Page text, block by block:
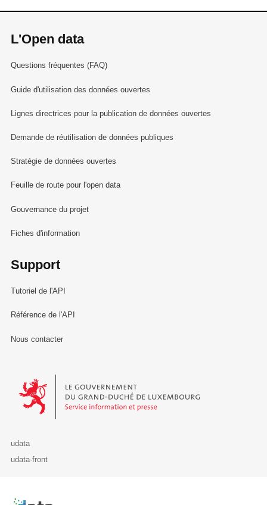
L'Open data
Questions fréquentes (FAQ)
Guide d'utilisation des données ouvertes
Lignes directrices pour la publication de données ouvertes
Demande de réutilisation de données publiques
Stratégie de données ouvertes
Feuille de route pour l'open data
Gouvernance du projet
Fiches d'information
Support
Tutoriel de l'API
Référence de l'API
Nous contacter
Le Gouvernement du Grand-Duché de Luxembourg - Service
udata
udata-front